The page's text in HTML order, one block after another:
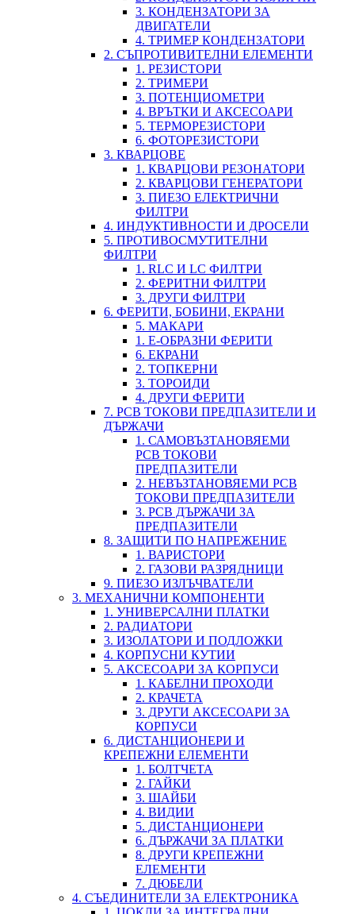
3. КОНДЕНЗАТОРИ ЗА
ДВИГАТЕЛИ
4. ТРИМЕР КОНДЕНЗАТОРИ
2. СЪПРОТИВИТЕЛНИ ЕЛЕМЕНТИ
1. РЕЗИСТОРИ
2. ТРИМЕРИ
3. ПОТЕНЦИОМЕТРИ
4. ВРЪТКИ И АКСЕСОАРИ
5. ТЕРМОРЕЗИСТОРИ
6. ФОТОРЕЗИСТОРИ
3. КВАРЦОВЕ
1. КВАРЦОВИ РЕЗОНАТОРИ
2. КВАРЦОВИ ГЕНЕРАТОРИ
3. ПИЕЗО ЕЛЕКТРИЧНИ
ФИЛТРИ
4. ИНДУКТИВНОСТИ И ДРОСЕЛИ
5. ПРОТИВОСМУТИТЕЛНИ
ФИЛТРИ
1. RLC И LC ФИЛТРИ
2. ФЕРИТНИ ФИЛТРИ
3. ДРУГИ ФИЛТРИ
6. ФЕРИТИ, БОБИНИ, ЕКРАНИ
5. МАКАРИ
1. Е-ОБРАЗНИ ФЕРИТИ
6. ЕКРАНИ
2. ТОПКЕРНИ
3. ТОРОИДИ
4. ДРУГИ ФЕРИТИ
7. PCB ТОКОВИ ПРЕДПАЗИТЕЛИ И
ДЪРЖАЧИ
1. САМОВЪЗТАНОВЯЕМИ
PCB ТОКОВИ
ПРЕДПАЗИТЕЛИ
2. НЕВЪЗТАНОВЯЕМИ PCB
ТОКОВИ ПРЕДПАЗИТЕЛИ
3. PCB ДЪРЖАЧИ ЗА
ПРЕДПАЗИТЕЛИ
8. ЗАЩИТИ ПО НАПРЕЖЕНИЕ
1. ВАРИСТОРИ
2. ГАЗОВИ РАЗРЯДНИЦИ
9. ПИЕЗО ИЗЛЪЧВАТЕЛИ
3. МЕХАНИЧНИ КОМПОНЕНТИ
1. УНИВЕРСАЛНИ ПЛАТКИ
2. РАДИАТОРИ
3. ИЗОЛАТОРИ И ПОДЛОЖКИ
4. КОРПУСНИ КУТИИ
5. АКСЕСОАРИ ЗА КОРПУСИ
1. КАБЕЛНИ ПРОХОДИ
2. КРАЧЕТА
3. ДРУГИ АКСЕСОАРИ ЗА
КОРПУСИ
6. ДИСТАНЦИОНЕРИ И
КРЕПЕЖНИ ЕЛЕМЕНТИ
1. БОЛТЧЕТА
2. ГАЙКИ
3. ШАЙБИ
4. ВИДИИ
5. ДИСТАНЦИОНЕРИ
6. ДЪРЖАЧИ ЗА ПЛАТКИ
8. ДРУГИ КРЕПЕЖНИ
ЕЛЕМЕНТИ
7. ДЮБЕЛИ
4. СЪЕДИНИТЕЛИ ЗА ЕЛЕКТРОНИКА